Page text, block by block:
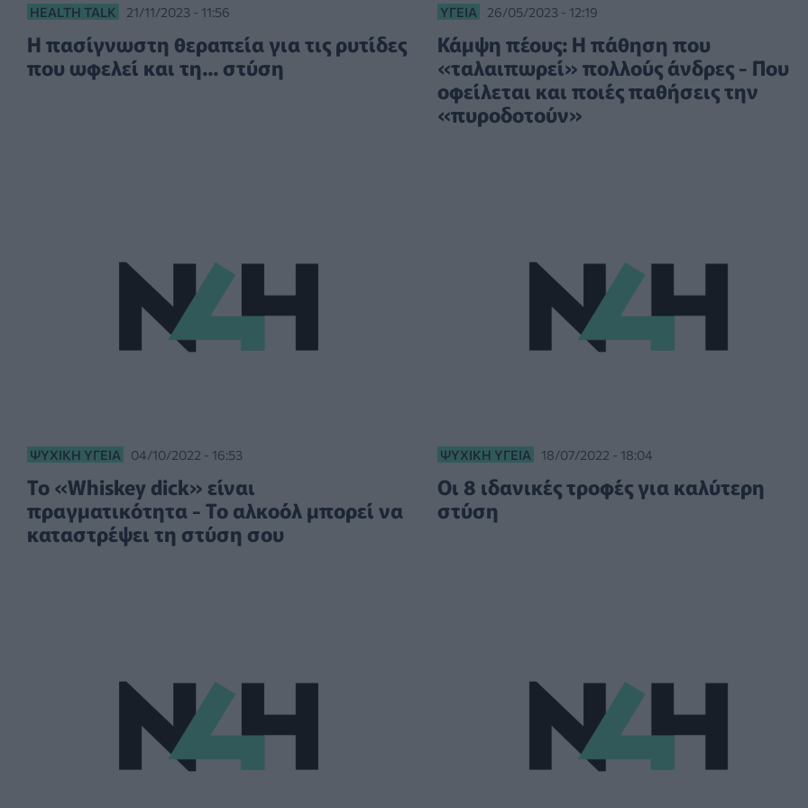
HEALTH TALK 21/11/2023 - 11:56
Η πασίγνωστη θεραπεία για τις ρυτίδες
που ωφελεί και τη... στύση
ΥΓΕΊΑ 26/05/2023 - 12:19
Κάμψη πέους: Η πάθηση που
«ταλαιπωρεί» πολλούς άνδρες - Που
οφείλεται και ποιές παθήσεις την
«πυροδοτούν»
ΨΥΧΙΚΉ ΥΓΕΊΑ 04/10/2022 - 16:53
Το «Whiskey dick» είναι
πραγματικότητα - Το αλκοόλ μπορεί να
καταστρέψει τη στύση σου
ΨΥΧΙΚΉ ΥΓΕΊΑ 18/07/2022 - 18:04
Οι 8 ιδανικές τροφές για καλύτερη
στύση